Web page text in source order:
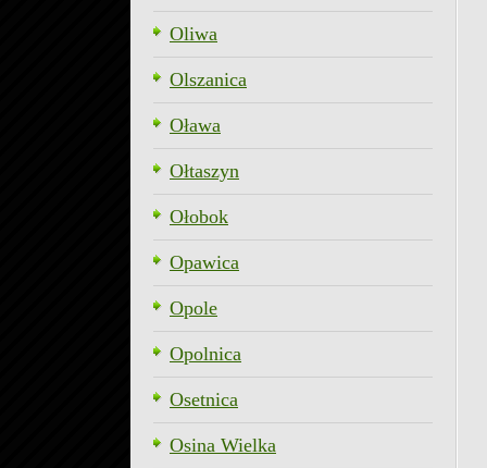
Oliwa
Olszanica
Oława
Ołtaszyn
Ołobok
Opawica
Opole
Opolnica
Osetnica
Osina Wielka